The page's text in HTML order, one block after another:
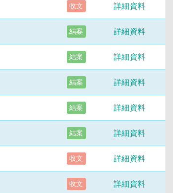
收文 詳細資料
結案 詳細資料
結案 詳細資料
結案 詳細資料
結案 詳細資料
結案 詳細資料
收文 詳細資料
收文 詳細資料